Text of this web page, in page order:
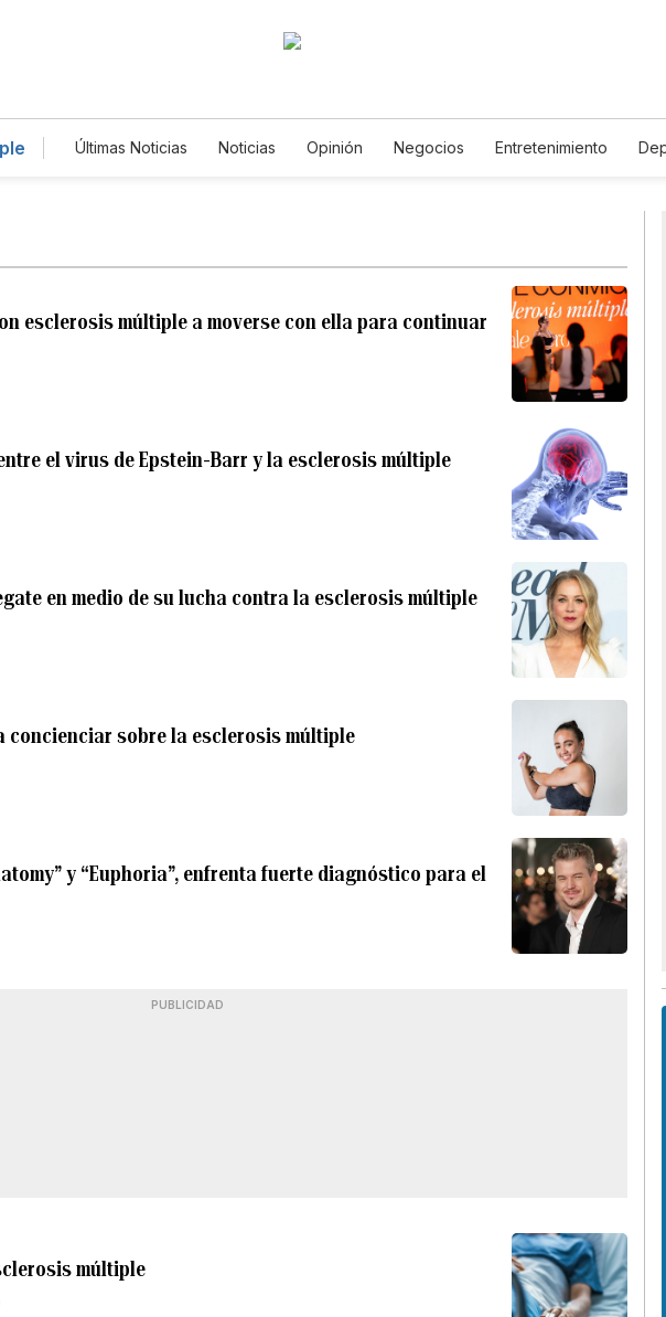
Últimas Noticias Noticias Opinión Negocios Entretenimiento
esclerosis múltiple a moverse con ella para continuar
el virus de Epstein-Barr y la esclerosis múltiple
en medio de su lucha contra la esclerosis múltiple
concienciar sobre la esclerosis múltiple
y “Euphoria”, enfrenta fuerte diagnóstico para el
PUBLICIDAD
múltiple